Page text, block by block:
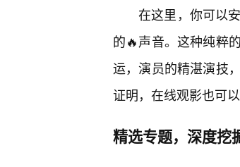
在这里，你可以
的🔥声音。这种纯粹
运，演员的精湛演技
证明，在线观影也可
精选专题，深度挖